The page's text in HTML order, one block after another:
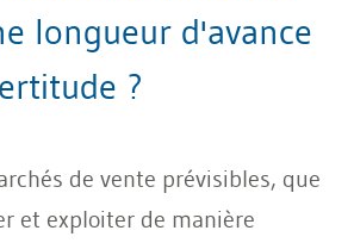
longueur d'avance
?
de vente prévisibles, que
et exploiter de manière